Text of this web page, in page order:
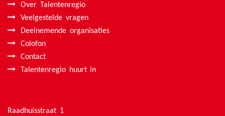
Over Talentenregio
Veelgestelde vragen
Deelnemende organisaties
Colofon
Contact
Talentenregio huurt in
Raadhuisstraat 1